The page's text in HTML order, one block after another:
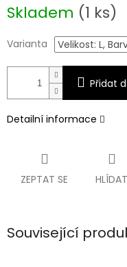
cena:
Skladem (1 ks)
Varianta
Přidat
Detailní informace
ZEPTAT SE HLÍDAT
Související